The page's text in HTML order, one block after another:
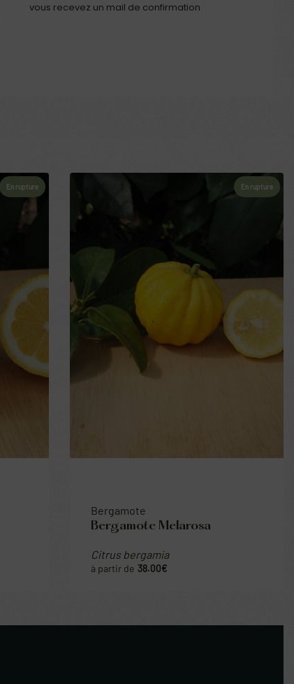
vous recevez un mail de confirmation
En rupture En rupture
Bergamote
Bergamote Melarosa
Citrus bergamia
38.00€